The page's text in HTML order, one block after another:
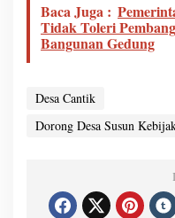
Baca Juga :
Tidak Toleri
Bangunan Gedung
Desa Cantik
Dorong Desa Susun